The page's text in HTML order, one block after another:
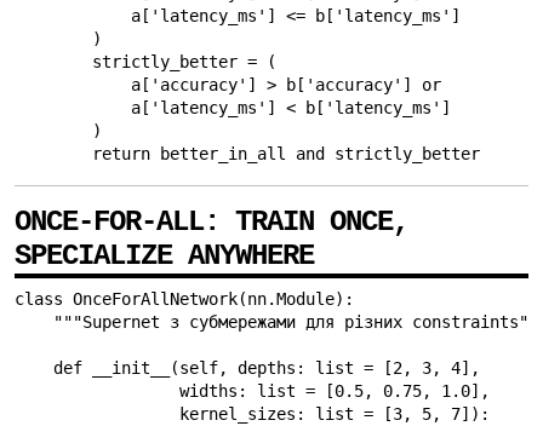
            a['latency_ms'] <= b['latency_ms']
        )
        strictly_better = (
            a['accuracy'] > b['accuracy'] or
            a['latency_ms'] < b['latency_ms']
        )
        return better_in_all and strictly_better
ONCE-FOR-ALL: TRAIN ONCE,
SPECIALIZE ANYWHERE
class OnceForAllNetwork(nn.Module):
"""Supernet з субмережами для різних
    def __init__(self, depths: list = [2, 3, 4],
                 widths: list = [0.5, 0.75, 1.0],
                 kernel_sizes: list = [3, 5, 7]):